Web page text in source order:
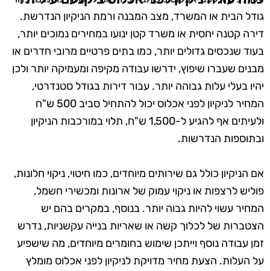
גודל הבית או המשרד, מצב המבנה ורמת הניקיון הנדרשת.
דירה קטנה יחסית או משרד קטן ינועו במחירים נמוכים יותר,
בעוד שנכסים גדולים יותר, כמו בתים פרטיים מרובי חדרים או
מבנים שעברו שיפוץ, ידרשו עבודה מקיפה ומעמיקה יותר ולכן
יהיו בעלי עלות גבוהה יותר. עבור דירות בגודל סטנדרטי,
המחיר לניקיון לפני אכלוס יכול להתחיל סביב 500 ש"ח
ולעיתים אף להגיע ל-1,500 ש"ח, תלוי במורכבות הניקיון
ובתוספות הנדרשות.
אם הניקיון כולל גם שירותים מיוחדים, כמו חיטוי, ניקוי חלונות,
פוליש לרצפות או ניקוי עמוק של ארונות ומכשירי חשמל,
המחיר עשוי להיות גבוה יותר. בנוסף, במקרים בהם יש
הצטברות של לכלוך קשה או שאריות בנייה עקשניות, נדרש
זמן עבודה נוסף וייתכן שימוש בחומרים מיוחדים, מה שישפיע
על העלות. הצעת מחיר מדויקת לניקיון לפני אכלוס מומלץ